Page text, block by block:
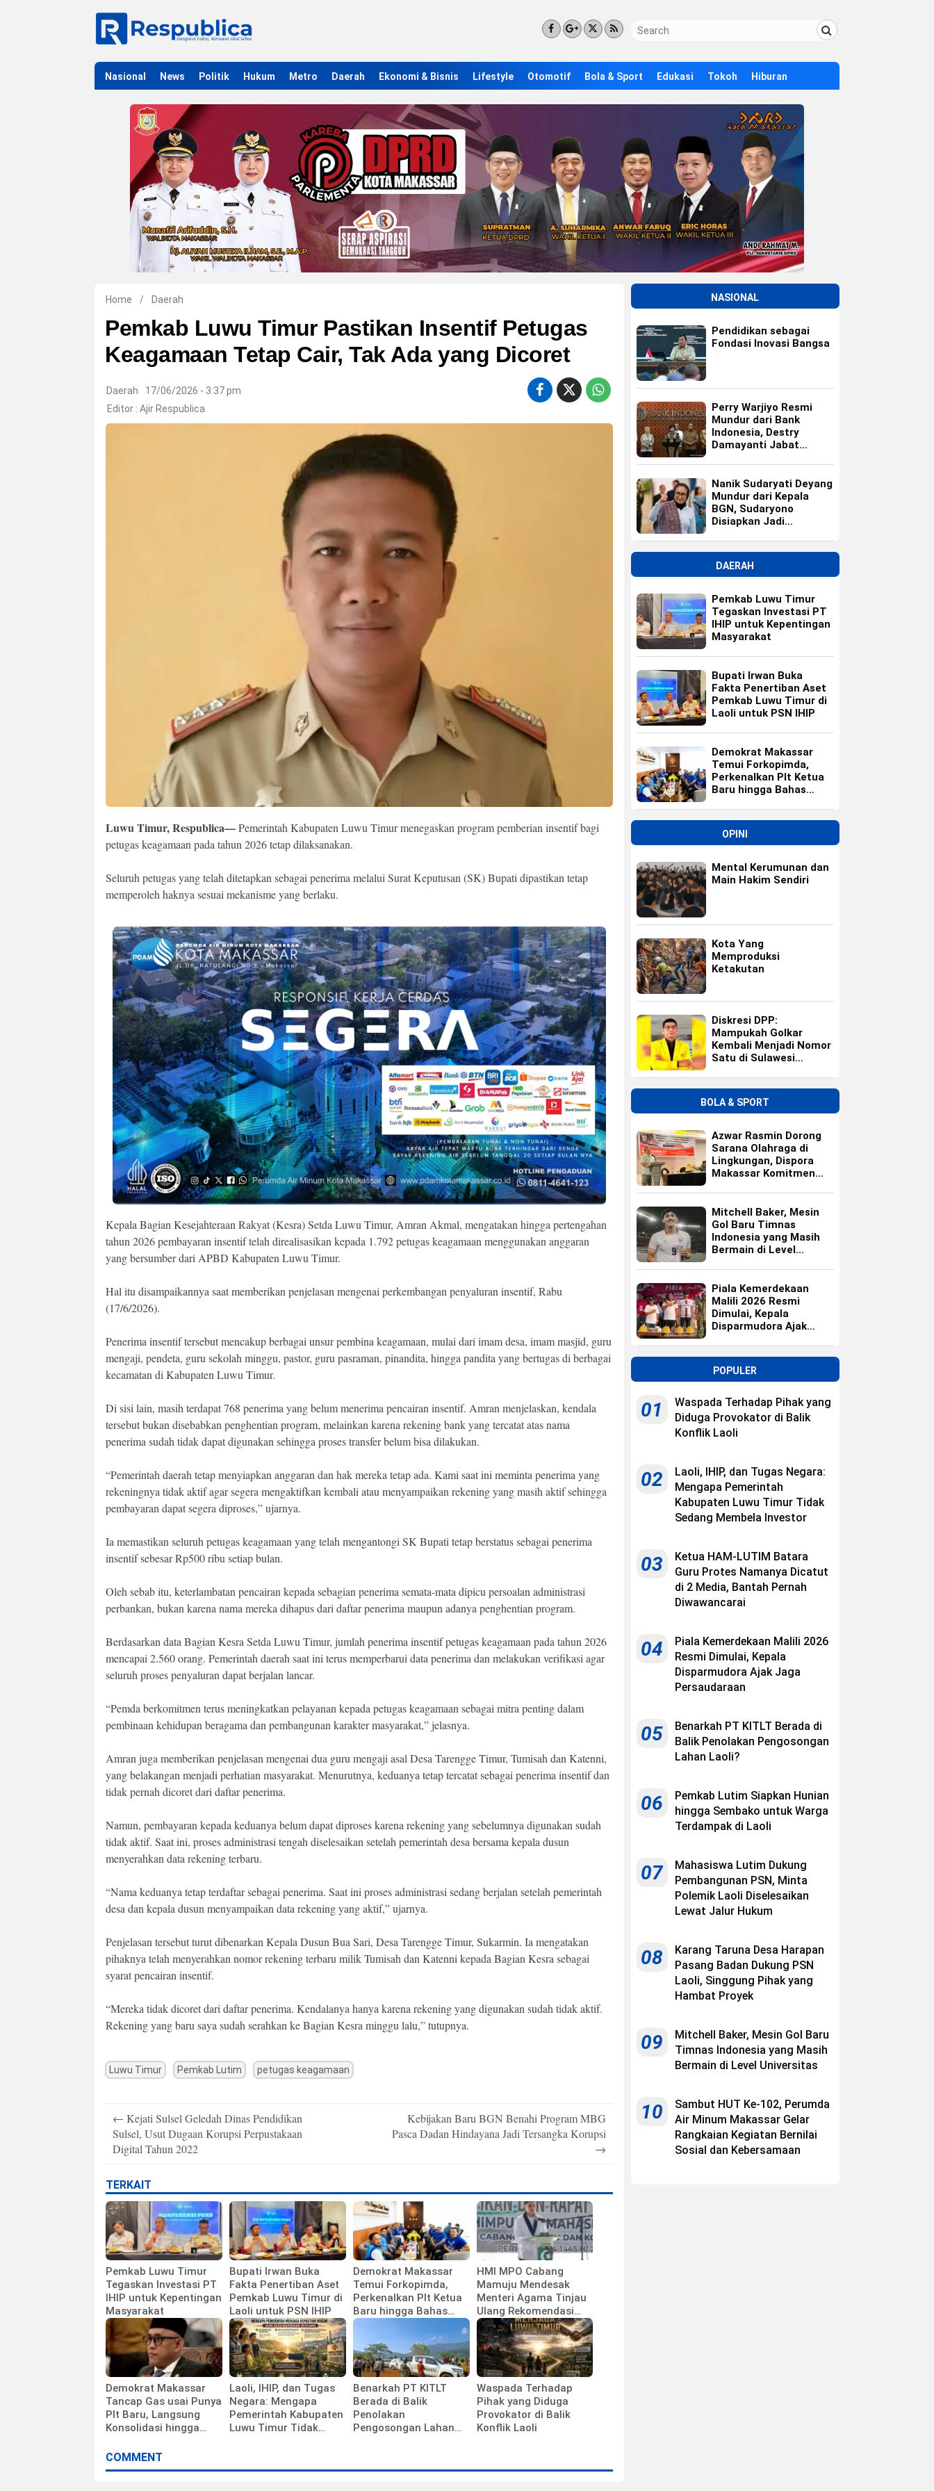
Nasional News Politik Hukum Metro Daerah Ekonomi & Bisnis Lifestyle Otomotif Bola & Sport Edukasi Tokoh Hiburan
Home / Daerah
Pemkab Luwu Timur Pastikan Insentif Petugas
Keagamaan Tetap Cair, Tak Ada yang Dicoret
Daerah
17/06/2026 - 3:37 pm
Editor : Ajir Respublica
Luwu Timur, Respublica—Pemerintah Kabupaten Luwu Timur menegaskan program pemberian insentif bagi
petugas keagamaan pada tahun 2026 tetap dilaksanakan.
Seluruh petugas yang telah ditetapkan sebagai penerima melalui Surat Keputusan (SK) Bupati dipastikan tetap
memperoleh haknya sesuai mekanisme yang berlaku.
Kepala Bagian Kesejahteraan Rakyat (Kesra) Setda Luwu Timur, Amran Akmal, mengatakan hingga pertengahan
tahun 2026 pembayaran insentif telah direalisasikan kepada 1.792 petugas keagamaan menggunakan anggaran
yang bersumber dari APBD Kabupaten Luwu Timur.
Hal itu disampaikannya saat memberikan penjelasan mengenai perkembangan penyaluran insentif, Rabu
(17/6/2026).
Penerima insentif tersebut mencakup berbagai unsur pembina keagamaan, mulai dari imam desa, imam masjid, guru
mengaji, pendeta, guru sekolah minggu, pastor, guru pasraman, pinandita, hingga pandita yang bertugas di berbagai
kecamatan di Kabupaten Luwu Timur.
Di sisi lain, masih terdapat 768 penerima yang belum menerima pencairan insentif. Amran menjelaskan, kendala
tersebut bukan disebabkan penghentian program, melainkan karena rekening bank yang tercatat atas nama
penerima sudah tidak dapat digunakan sehingga proses transfer belum bisa dilakukan.
“Pemerintah daerah tetap menyiapkan anggaran dan hak mereka tetap ada. Kami saat ini meminta penerima yang
rekeningnya tidak aktif agar segera mengaktifkan kembali atau menyampaikan rekening yang masih aktif sehingga
pembayaran dapat segera diproses,” ujarnya.
Ia memastikan seluruh petugas keagamaan yang telah mengantongi SK Bupati tetap berstatus sebagai penerima
insentif sebesar Rp500 ribu setiap bulan.
Oleh sebab itu, keterlambatan pencairan kepada sebagian penerima semata-mata dipicu persoalan administrasi
perbankan, bukan karena nama mereka dihapus dari daftar penerima maupun adanya penghentian program.
Berdasarkan data Bagian Kesra Setda Luwu Timur, jumlah penerima insentif petugas keagamaan pada tahun 2026
mencapai 2.560 orang. Pemerintah daerah saat ini terus memperbarui data penerima dan melakukan verifikasi agar
seluruh proses penyaluran dapat berjalan lancar.
“Pemda berkomitmen terus meningkatkan pelayanan kepada petugas keagamaan sebagai mitra penting dalam
pembinaan kehidupan beragama dan pembangunan karakter masyarakat,” jelasnya.
Amran juga memberikan penjelasan mengenai dua guru mengaji asal Desa Tarengge Timur, Tumisah dan Katenni,
yang belakangan menjadi perhatian masyarakat. Menurutnya, keduanya tetap tercatat sebagai penerima insentif dan
tidak pernah dicoret dari daftar penerima.
Namun, pembayaran kepada keduanya belum dapat diproses karena rekening yang sebelumnya digunakan sudah
tidak aktif. Saat ini, proses administrasi tengah diselesaikan setelah pemerintah desa bersama kepala dusun
menyerahkan data rekening terbaru.
“Nama keduanya tetap terdaftar sebagai penerima. Saat ini proses administrasi sedang berjalan setelah pemerintah
desa dan kepala dusun menyampaikan data rekening yang aktif,” ujarnya.
Penjelasan tersebut turut dibenarkan Kepala Dusun Bua Sari, Desa Tarengge Timur, Sukarmin. Ia mengatakan
pihaknya telah menyerahkan nomor rekening terbaru milik Tumisah dan Katenni kepada Bagian Kesra sebagai
syarat pencairan insentif.
“Mereka tidak dicoret dari daftar penerima. Kendalanya hanya karena rekening yang digunakan sudah tidak aktif.
Rekening yang baru saya sudah serahkan ke Bagian Kesra minggu lalu,” tutupnya.
Luwu Timur Pemkab Lutim petugas keagamaan
navigation
← Kejati Sulsel Geledah Dinas Pendidikan
Sulsel, Usut Dugaan Korupsi Perpustakaan
Digital Tahun 2022
Kebijakan Baru BGN Benahi Program MBG
Pasca Dadan Hindayana Jadi Tersangka Korupsi
→
TERKAIT
Pemkab Luwu Timur
Tegaskan Investasi PT
IHIP untuk Kepentingan
Masyarakat
Bupati Irwan Buka
Fakta Penertiban Aset
Pemkab Luwu Timur di
Laoli untuk PSN IHIP
Demokrat Makassar
Temui Forkopimda,
Perkenalkan Plt Ketua
Baru hingga Bahas
Agenda HUT Partai
HMI MPO Cabang
Mamuju Mendesak
Menteri Agama Tinjau
Ulang Rekomendasi
Calon Kepala Kemenag
Polewali Mandar
Demokrat Makassar
Tancap Gas usai Punya
Plt Baru, Langsung
Konsolidasi hingga
Laoli, IHIP, dan Tugas
Negara: Mengapa
Pemerintah Kabupaten
Luwu Timur Tidak
Benarkah PT KITLT
Berada di Balik
Penolakan
Pengosongan Lahan
Waspada Terhadap
Pihak yang Diduga
Provokator di Balik
Konflik Laoli
COMMENT
NASIONAL
Pendidikan sebagai
Fondasi Inovasi Bangsa
Perry Warjiyo Resmi
Mundur dari Bank
Indonesia, Destry
Damayanti Jabat
Nanik Sudaryati Deyang
Mundur dari Kepala
BGN, Sudaryono
Disiapkan Jadi
DAERAH
Pemkab Luwu Timur
Tegaskan Investasi PT
IHIP untuk Kepentingan
Masyarakat
Bupati Irwan Buka
Fakta Penertiban Aset
Pemkab Luwu Timur di
Laoli untuk PSN IHIP
Demokrat Makassar
Temui Forkopimda,
Perkenalkan Plt Ketua
Baru hingga Bahas
OPINI
Mental Kerumunan dan
Main Hakim Sendiri
Kota Yang
Memproduksi
Ketakutan
Diskresi DPP:
Mampukah Golkar
Kembali Menjadi Nomor
Satu di Sulawesi
BOLA & SPORT
Azwar Rasmin Dorong
Sarana Olahraga di
Lingkungan, Dispora
Makassar Komitmen
Mitchell Baker, Mesin
Gol Baru Timnas
Indonesia yang Masih
Bermain di Level
Piala Kemerdekaan
Malili 2026 Resmi
Dimulai, Kepala
Disparmudora Ajak
POPULER
01
Waspada Terhadap Pihak yang
Diduga Provokator di Balik
Konflik Laoli
02
Laoli, IHIP, dan Tugas Negara:
Mengapa Pemerintah
Kabupaten Luwu Timur Tidak
Sedang Membela Investor
03
Ketua HAM-LUTIM Batara
Guru Protes Namanya Dicatut
di 2 Media, Bantah Pernah
Diwawancarai
04
Piala Kemerdekaan Malili 2026
Resmi Dimulai, Kepala
Disparmudora Ajak Jaga
Persaudaraan
05
Benarkah PT KITLT Berada di
Balik Penolakan Pengosongan
Lahan Laoli?
06
Pemkab Lutim Siapkan Hunian
hingga Sembako untuk Warga
Terdampak di Laoli
07
Mahasiswa Lutim Dukung
Pembangunan PSN, Minta
Polemik Laoli Diselesaikan
Lewat Jalur Hukum
08
Karang Taruna Desa Harapan
Pasang Badan Dukung PSN
Laoli, Singgung Pihak yang
Hambat Proyek
09
Mitchell Baker, Mesin Gol Baru
Timnas Indonesia yang Masih
Bermain di Level Universitas
10
Sambut HUT Ke-102, Perumda
Air Minum Makassar Gelar
Rangkaian Kegiatan Bernilai
Sosial dan Kebersamaan